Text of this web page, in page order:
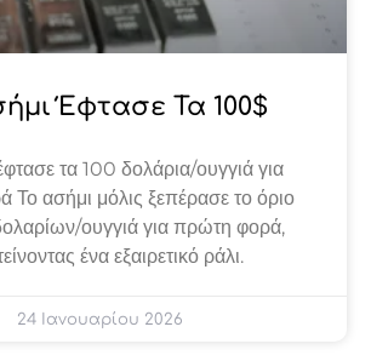
Έφτασε Τα 100$
τα 100 δολάρια/ουγγιά για
ασήμι μόλις ξεπέρασε το όριο
ουγγιά για πρώτη φορά,
ένα εξαιρετικό ράλι.
24 Ιανουαρίου 2026